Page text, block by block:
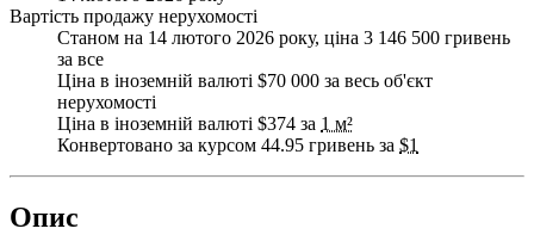
Вартість продажу нерухомості
Станом на 14 лютого 2026 року, ціна 3 146 500 гривень
за все
Ціна в іноземній валюті $70 000 за весь об'єкт
нерухомості
Ціна в іноземній валюті $374 за 1 м²
Конвертовано за курсом 44.95 гривень за $1
Опис